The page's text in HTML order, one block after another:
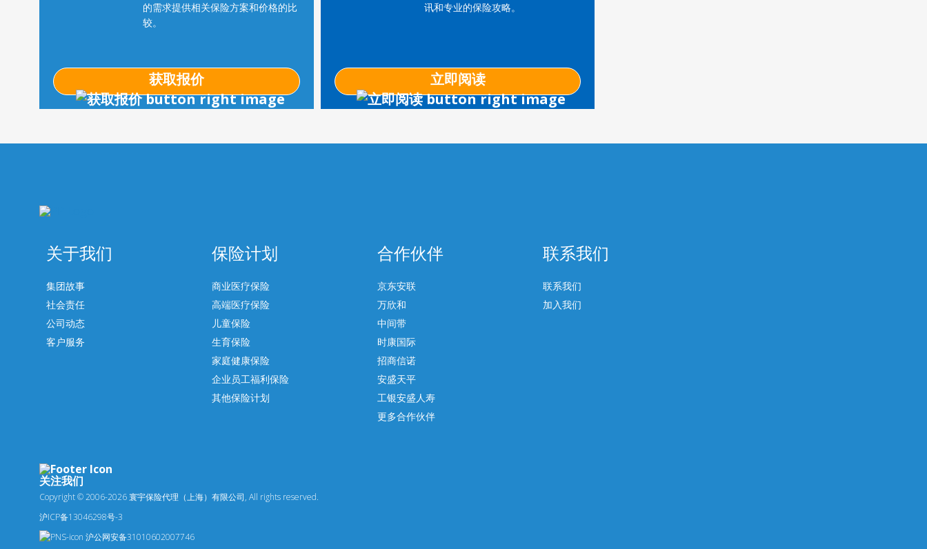
的需求提供相关保险方案和价格的比
较。
获取报价
讯和专业的保险攻略。
立即阅读
关于我们
集团故事
社会责任
公司动态
客户服务
保险计划
商业医疗保险
高端医疗保险
儿童保险
生育保险
家庭健康保险
企业员工福利保险
其他保险计划
合作伙伴
京东安联
万欣和
中间带
时康国际
招商信诺
安盛天平
工银安盛人寿
更多合作伙伴
联系我们
联系我们
加入我们
关注我们
Copyright © 2006-2026 寰宇保险代理（上海）有限公司, All rights reserved.
沪ICP备13046298号-3
沪公网安备31010602007746